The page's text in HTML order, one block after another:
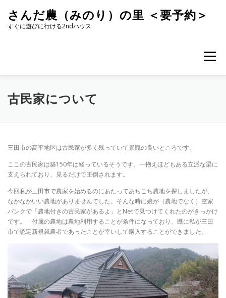
キ
さんだ農（みのり）の里 ＜要予約＞
すぐに遊びに行ける2ndハウス
メニュー
古民家について
三田市の高平地区は古民家が多く残っていて景観の良いところです。
ここの古民家は築150年は経っているそうです。一抱えほどもある立派な梁に
支えられており、見るだけで圧倒されます。
今回私が三田市で農家を始めるのにあたってあちこち農地を探しましたが、
なかなかいい農地がありませんでした。そんな時に娘が（農地でなく）空家
バンクで「農地付きの古民家があるよ」とNetで見つけてくれたのがきっかけ
です。 付属の農地は農地利用することが条件になっており、既に私が三田
市で認定新規就農者であったことが幸いして購入することができました。